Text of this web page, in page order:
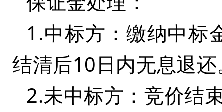
1.中标方：缴纳中标
结清后10日内无息退还
2.未中标方：竞价结